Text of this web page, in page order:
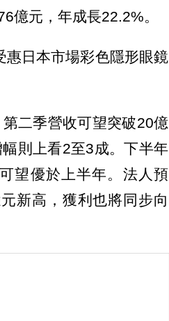
億元，年成長22.2%。
日本市場彩色隱形眼鏡
二季營收可望突破20億
則上看2至3成。下半年
望優於上半年。法人預
新高，獲利也將同步向